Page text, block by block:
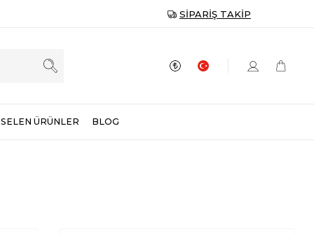
SIPARIŞ TAKIP
ÜRÜNLER BLOG